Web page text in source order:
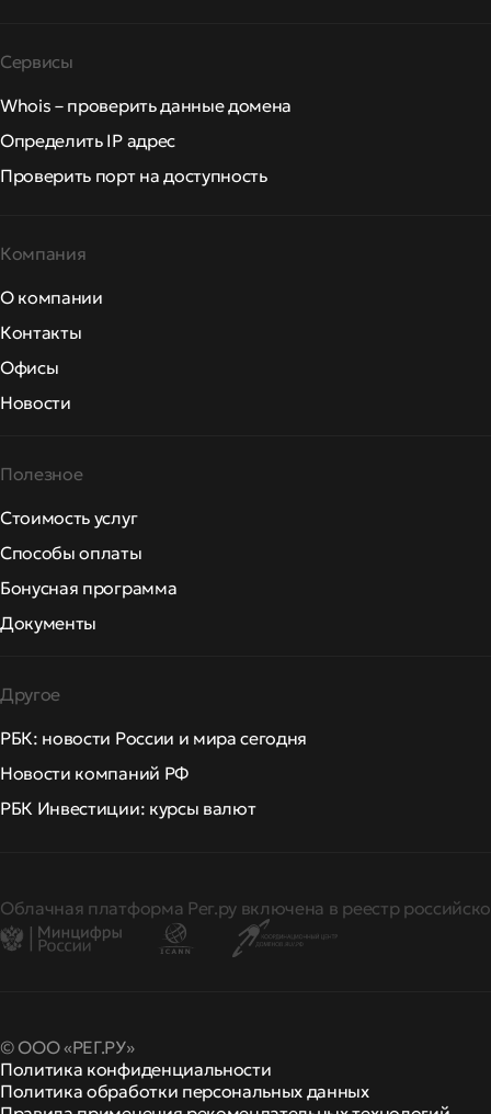
Сервисы
Whois – проверить данные домена
Определить IP адрес
Проверить порт на доступность
Компания
О компании
Контакты
Офисы
Новости
Полезное
Стоимость услуг
Способы оплаты
Бонусная программа
Документы
Другое
РБК: новости России и мира сегодня
Новости компаний РФ
РБК Инвестиции: курсы валют
Облачная платформа Рег.ру включена в реестр
© ООО «РЕГ.РУ»
Политика конфиденциальности
Политика обработки персональных данных